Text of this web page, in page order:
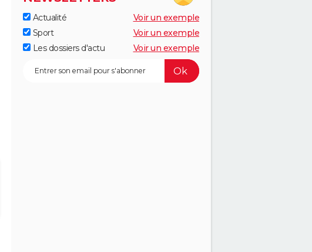
Actualité
Voir un exemple
Sport
Voir un exemple
Les dossiers d'actu
Voir un exemple